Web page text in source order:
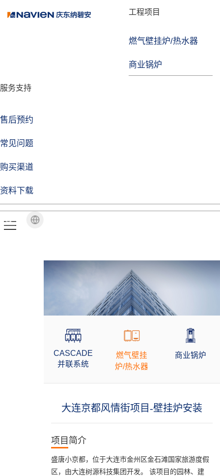
工程项目
燃气壁挂炉/热水器
商业锅炉
服务支持
售后预约
常见问题
购买渠道
资料下载
品牌故事
技术实力
企业动态
焦点注册Life
品牌视角
CASCADE
并联系统
燃气壁挂
炉/热水器
商业锅炉
大连京都风情街项目-壁挂炉安装
项目简介
盛唐小京都，位于大连市金州区金石滩国家旅游度假
区，由大连树源科技集团开发。 该项目的园林、建